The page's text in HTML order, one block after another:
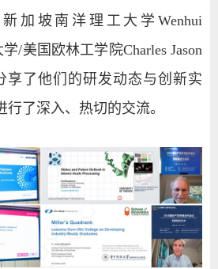
加坡南洋理工大学 Wenhui
学/美国欧林工学院Charles Jason
享了他们的研发动态与创新实
了深入、热切的交流。